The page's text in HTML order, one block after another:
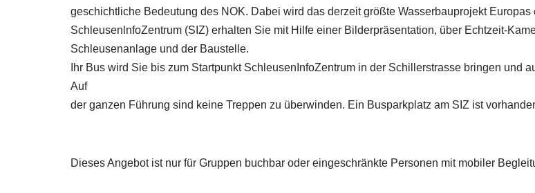
geschichtliche Bedeutung des NOK. Dabei wird das derzeit größte Wasserbauprojekt
SchleusenlnfoZentrum (SIZ) erhalten Sie mit Hilfe einer Bilderpräsentation, über Echtzeit-
Schleusenanlage und der Baustelle.
Ihr Bus wird Sie bis zum Startpunkt SchleusenInfoZentrum in der Schillerstrasse bringen und
Auf
der ganzen Führung sind keine Treppen zu überwinden. Ein Busparkplatz am SIZ ist
Dieses Angebot ist nur für Gruppen buchbar oder eingeschränkte Personen mit mobiler